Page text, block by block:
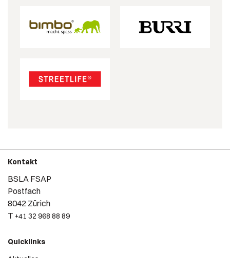
Kontakt
BSLA FSAP
Postfach
8042 Zürich
T +41 32 968 88 89
Quicklinks